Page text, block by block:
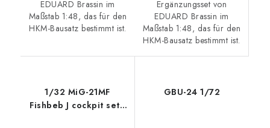
EDUARD Brassin im
Maßstab 1:48, das für den
HKM-Bausatz bestimmt ist.
Ergänzungsset von
EDUARD Brassin im
Maßstab 1:48, das für den
HKM-Bausatz bestimmt ist.
1/32 MiG-21MF
Fishbeb J cockpit set -
GBU-24 1/72